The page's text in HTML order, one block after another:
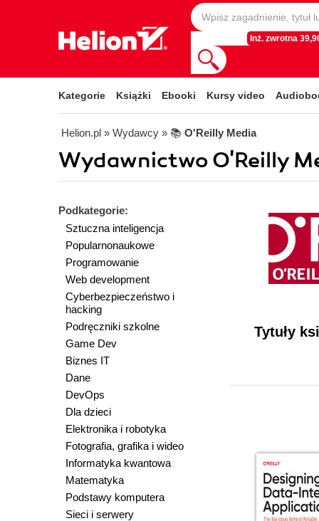
Inż. zwrotna
Kategorie Książki Ebooki Kursy video
Helion.pl » Wydawcy » 📚 O'Reilly Media
Wydawnictwo O'Reilly
Podkategorie:
Sztuczna inteligencja
Popularnonaukowe
Programowanie
Web development
Cyberbezpieczeństwo i
hacking
Podręczniki szkolne
Game Dev
Biznes IT
Dane
DevOps
Dla dzieci
Elektronika i robotyka
Fotografia, grafika i wideo
Informatyka kwantowa
Matematyka
Podstawy komputera
Sieci i serwery
Tytuły